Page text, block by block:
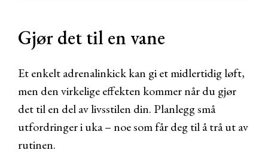
Gjør det til en vane
Et enkelt adrenalinkick kan gi et midlertidig løft,
men den virkelige effekten kommer når du gjør
det til en del av livsstilen din. Planlegg små
utfordringer i uka – noe som får deg til å trå ut av
rutinen.